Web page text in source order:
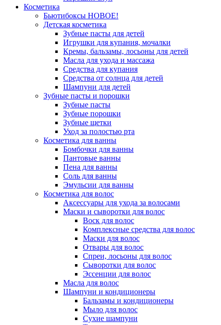
Косметика
Бьютибоксы НОВОЕ!
Детская косметика
Зубные пасты для детей
Игрушки для купания, мочалки
Кремы, бальзамы, лосьоны для детей
Масла для ухода и массажа
Средства для купания
Средства от солнца для детей
Шампуни для детей
Зубные пасты и порошки
Зубные пасты
Зубные порошки
Зубные щетки
Уход за полостью рта
Косметика для ванны
Бомбочки для ванны
Пантовые ванны
Пена для ванны
Соль для ванны
Эмульсии для ванны
Косметика для волос
Аксессуары для ухода за волосами
Маски и сыворотки для волос
Воск для волос
Комплексные средства для волос
Маски для волос
Отвары для волос
Спреи, лосьоны для волос
Сыворотки для волос
Эссенции для волос
Масла для волос
Шампуни и кондиционеры
Бальзамы и кондиционеры
Мыло для волос
Сухие шампуни